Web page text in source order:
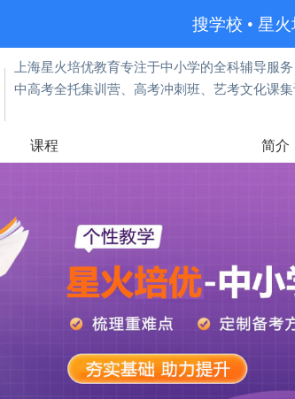
搜学校 • 星
上海星火培优教育专注于中小学的全科辅导服
中高考全托集训营、高考冲刺班、艺考文化课集
课程 简介